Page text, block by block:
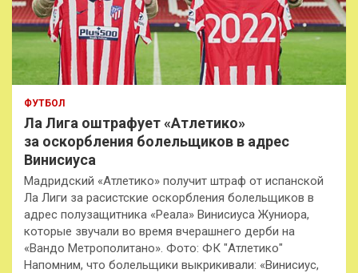
ФУТБОЛ
Ла Лига оштрафует «Атлетико»
за оскорбления болельщиков в адрес
Винисиуса
Мадридский «Атлетико» получит штраф от испанской
Ла Лиги за расистские оскорбления болельщиков в
адрес полузащитника «Реала» Винисиуса Жуниора,
которые звучали во время вчерашнего дерби на
«Вандо Метрополитано». Фото: ФК "Атлетико"
Напомним, что болельщики выкрикивали: «Винисиус,